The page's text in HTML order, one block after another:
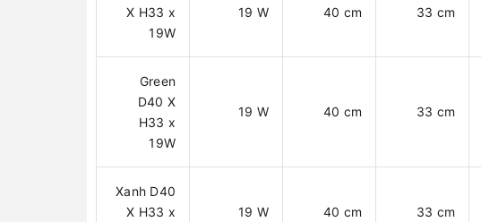
X H33 x
19W
19 W 40 cm 33 cm
Green
D40 X
H33 x
19W
19 W 40 cm 33 cm
Xanh D40
X H33 x
19 W 40 cm 33 cm